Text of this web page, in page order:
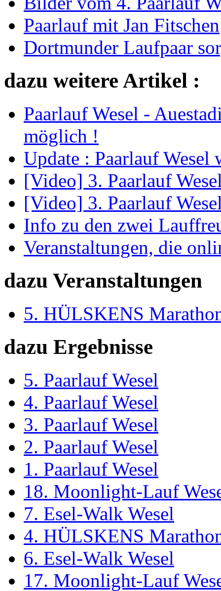
Paarlauf mit Jan Fitschen
Dortmunder Laufpaar
dazu weitere Artikel :
Paarlauf Wesel -
möglich !
Update : Paarlauf
[Video] 3. Paarlauf
[Video] 3. Paarlauf
Info zu den zwei
Veranstaltungen, die
dazu Veranstaltungen
5. HÜLSKENS
dazu Ergebnisse
5. Paarlauf Wesel
4. Paarlauf Wesel
3. Paarlauf Wesel
2. Paarlauf Wesel
1. Paarlauf Wesel
18. Moonlight-Lauf
7. Esel-Walk Wesel
4. HÜLSKENS
6. Esel-Walk Wesel
17. Moonlight-Lauf